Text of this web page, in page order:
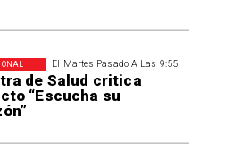
El Martes Pasado A Las 9:55
de Salud critica
“Escucha su